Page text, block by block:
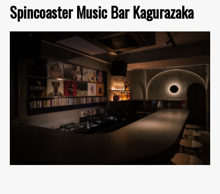
Spincoaster Music Bar Kagurazaka